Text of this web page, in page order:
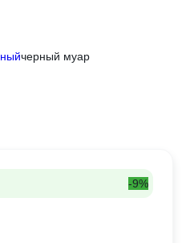
черный муар
-9%